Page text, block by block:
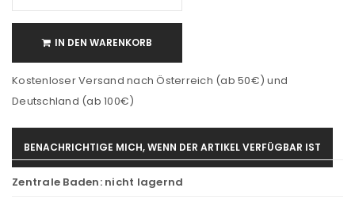
IN DEN WARENKORB
Kostenloser Versand nach Österreich (ab 50€) und
Deutschland (ab 100€)
BENACHRICHTIGE MICH, WENN DER ARTIKEL VERFÜGBAR IST
Zentrale Baden: nicht lagernd